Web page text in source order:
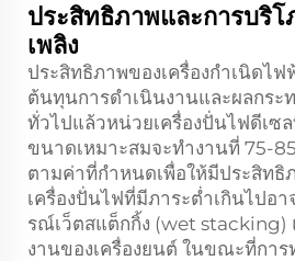
ประสิทธิภาพและการบริ
เพลิง
ประสิทธิภาพของเครื่องกำเนิดไ
ต้นทุนการดำเนินงานและผลกระ
ทั่วไปแล้วหน่วยเครื่องปั่นไฟดีเซ
ขนาดเหมาะสมจะทำงานที่ 75-
ตามค่าที่กำหนดเพื่อให้มีประสิทธิ
เครื่องปั่นไฟที่มีภาระต่ำเกินไปอา
รณ์เว็ตสแต็กกิ้ง (wet stacking)
งานของเครื่องยนต์ ในขณะที่การ